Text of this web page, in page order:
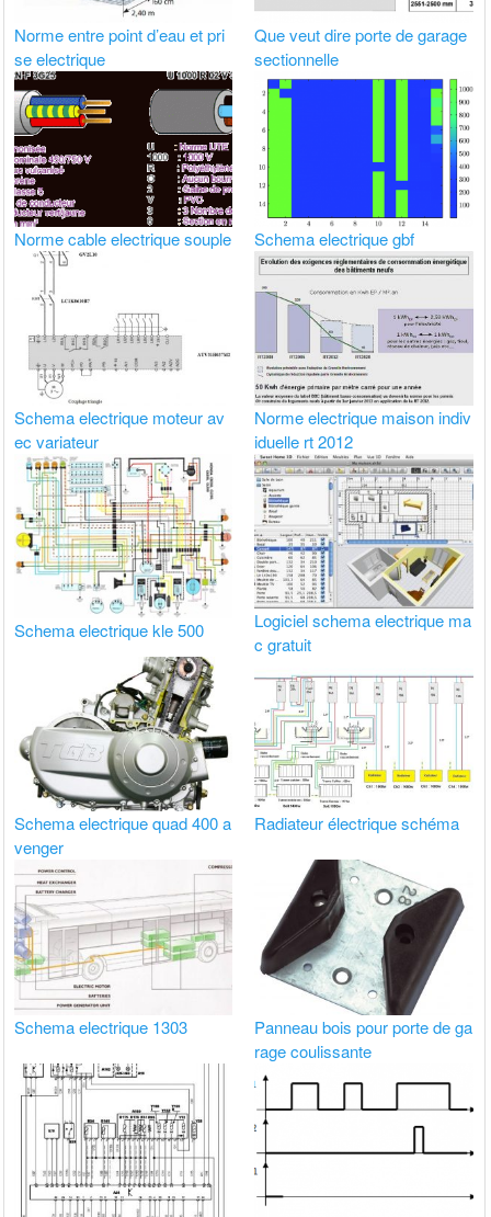
Norme entre point d’eau et pri
se electrique
Que veut dire porte de garage
sectionnelle
Norme cable electrique souple Schema electrique gbf
Schema electrique moteur av
ec variateur
Norme electrique maison indiv
iduelle rt 2012
Schema electrique kle 500
Logiciel schema electrique ma
c gratuit
Schema electrique quad 400 a
venger
Radiateur électrique schéma
Schema electrique 1303
Panneau bois pour porte de ga
rage coulissante